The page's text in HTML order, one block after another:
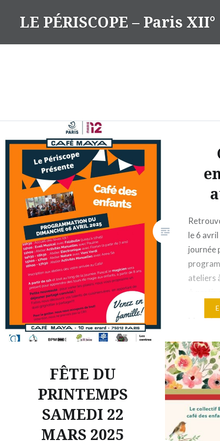
LE PÉRISCOPE – Paris XII°
le 6
journée
ateliers
long de
aux
FÊTE DU
PRINTEMPS
SAMEDI 22
MARS 2025